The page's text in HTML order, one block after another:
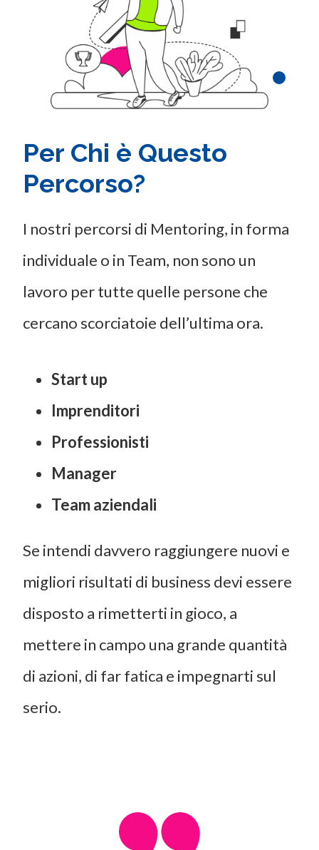
Per Chi è Questo
Percorso?
I nostri percorsi di Mentoring, in forma
individuale o in Team, non sono un
lavoro per tutte quelle persone che
cercano scorciatoie dell’ultima ora.
Start up
Imprenditori
Professionisti
Manager
Team aziendali
Se intendi davvero raggiungere nuovi e
migliori risultati di business devi essere
disposto a rimetterti in gioco, a
mettere in campo una grande quantità
di azioni, di far fatica e impegnarti sul
serio.